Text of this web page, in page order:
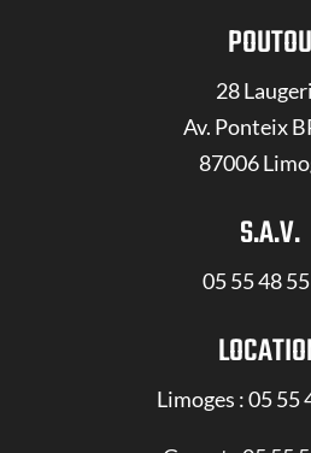
POUTOU
28
Av. Ponteix
87006
S.A.V.
05 55 48
Limoges :05 55